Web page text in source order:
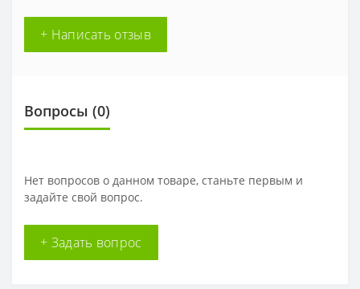
+ Написать отзыв
Вопросы (0)
Нет вопросов о данном товаре, станьте первым и
задайте свой вопрос.
+ Задать вопрос